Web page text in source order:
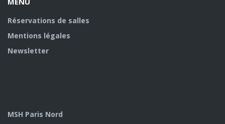
Réservations de salles
Mentions légales
Newsletter
MSH Paris Nord